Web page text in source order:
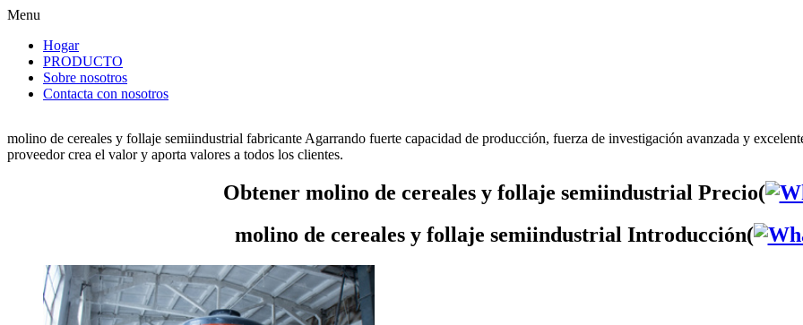
Menu
Hogar
PRODUCTO
Sobre nosotros
Contacta con nosotros
molino de cereales y follaje semiindustrial fabricante Agarrando fuerte capacidad de producción, fuerza de investigación avanzada y
proveedor crea el valor y aporta valores a todos los clientes.
Obtener molino de cereales y follaje semiindustrial Precio(
molino de cereales y follaje semiindustrial Introducción(